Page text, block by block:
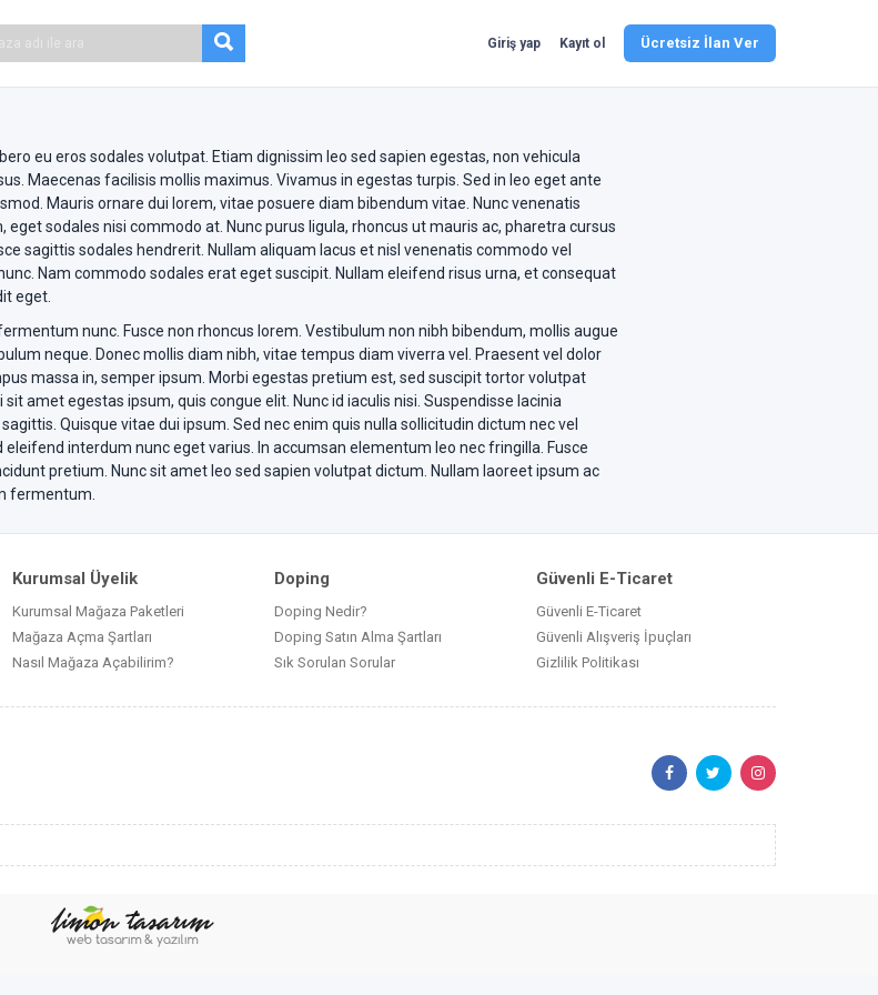
Giriş yap Kayıt ol Ücretsiz İlan Ver
eu eros sodales volutpat. Etiam dignissim leo sed sapien egestas, non vehicula
Maecenas facilisis mollis maximus. Vivamus in egestas turpis. Sed in leo eget ante
Mauris ornare dui lorem, vitae posuere diam bibendum vitae. Nunc venenatis
eget sodales nisi commodo at. Nunc purus ligula, rhoncus ut mauris ac, pharetra cursus
sagittis sodales hendrerit. Nullam aliquam lacus et nisl venenatis commodo vel
Nam commodo sodales erat eget suscipit. Nullam eleifend risus urna, et consequat
eget.
nunc. Fusce non rhoncus lorem. Vestibulum non nibh bibendum, mollis augue
neque. Donec mollis diam nibh, vitae tempus diam viverra vel. Praesent vel dolor
massa in, semper ipsum. Morbi egestas pretium est, sed suscipit tortor volutpat
sit amet egestas ipsum, quis congue elit. Nunc id iaculis nisi. Suspendisse lacinia
Quisque vitae dui ipsum. Sed nec enim quis nulla sollicitudin dictum nec vel
eleifend interdum nunc eget varius. In accumsan elementum leo nec fringilla. Fusce
pretium. Nunc sit amet leo sed sapien volutpat dictum. Nullam laoreet ipsum ac
fermentum.
Kurumsal Üyelik
Kurumsal Mağaza Paketleri
Mağaza Açma Şartları
Nasıl Mağaza Açabilirim?
Doping
Doping Nedir?
Doping Satın Alma Şartları
Sık Sorulan Sorular
Güvenli E-Ticaret
Güvenli E-Ticaret
Güvenli Alışveriş İpuçları
Gizlilik Politikası